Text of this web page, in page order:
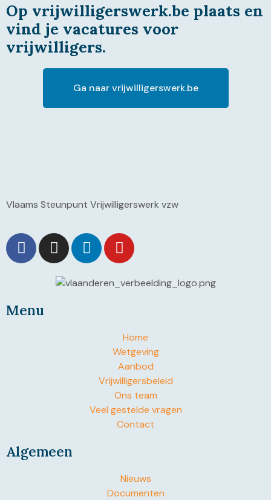
Op vrijwilligerswerk.be plaats en
vind je vacatures voor
vrijwilligers.
Ga naar vrijwilligerswerk.be
Vlaams Steunpunt Vrijwilligerswerk vzw
Menu
Home
Wetgeving
Aanbod
Vrijwilligersbeleid
Ons team
Veel gestelde vragen
Contact
Algemeen
Nieuws
Documenten